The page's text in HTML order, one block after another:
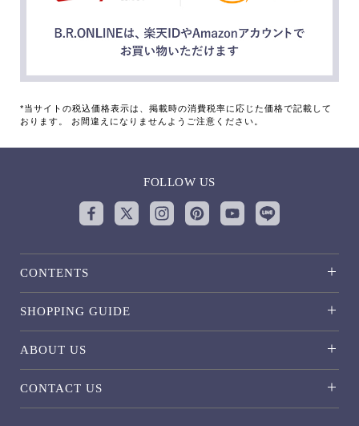
*当サイトの税込価格表示は、掲載時の消費税率に応じた価格で記載して
おります。 お間違えになりませんようご注意ください。
FOLLOW US
CONTENTS
SHOPPING GUIDE
ABOUT US
CONTACT US